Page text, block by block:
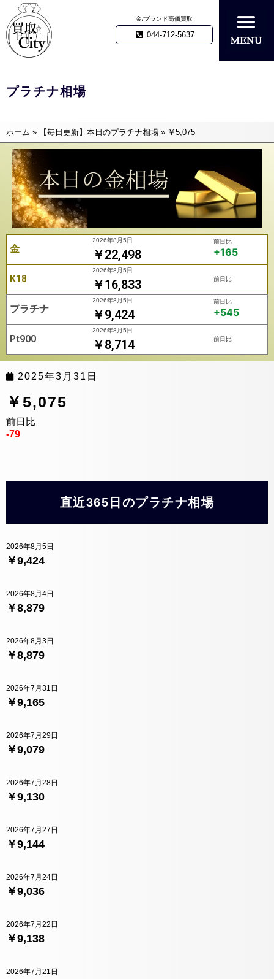
金/ブランド高価買取
044-712-5637
プラチナ相場
ホーム » 【毎日更新】本日のプラチナ相場 » ￥5,075
金 ￥22,498
2026年8月5日 前日比
+165
K18 ￥16,833
2026年8月5日
前日比
プラチナ ￥9,424
2026年8月5日 前日比
+545
Pt900 ￥8,714
2026年8月5日
前日比
2025年3月31日
￥5,075
前日比
-79
直近365日のプラチナ相場
￥9,424
2026年8月5日
￥8,879
2026年8月4日
￥8,879
2026年8月3日
￥9,165
2026年7月31日
￥9,079
2026年7月29日
￥9,130
2026年7月28日
￥9,144
2026年7月27日
￥9,036
2026年7月24日
￥9,138
2026年7月22日
2026年7月21日